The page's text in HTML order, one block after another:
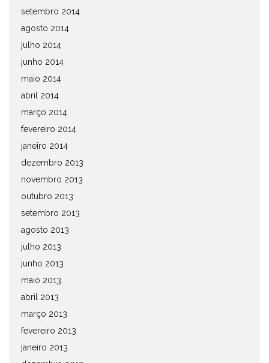
setembro 2014
agosto 2014
julho 2014
junho 2014
maio 2014
abril 2014
março 2014
fevereiro 2014
janeiro 2014
dezembro 2013
novembro 2013
outubro 2013
setembro 2013
agosto 2013
julho 2013
junho 2013
maio 2013
abril 2013
março 2013
fevereiro 2013
janeiro 2013